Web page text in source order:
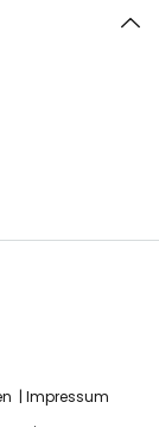
Impressum